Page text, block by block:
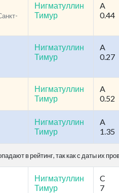
Нигматуллин
Тимур
A
0.44
Нигматуллин
Тимур
A
0.27
Нигматуллин
Тимур
A
0.52
Нигматуллин
Тимур
A
1.35
в рейтинг, так как с даты их
Нигматуллин
Тимур
C
7